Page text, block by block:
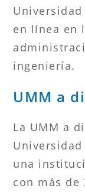
en línea en
ingeniería.
UMM a
La UMM a
una
con más de